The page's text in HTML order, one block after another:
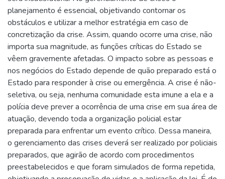
planejamento é essencial, objetivando contornar os
obstáculos e utilizar a melhor estratégia em caso de
concretização da crise. Assim, quando ocorre uma crise, não
importa sua magnitude, as funções críticas do Estado se
vêem gravemente afetadas. O impacto sobre as pessoas e
nos negócios do Estado depende de quão preparado está o
Estado para responder à crise ou emergência. A crise é não-
seletiva, ou seja, nenhuma comunidade esta imune a ela e a
polícia deve prever a ocorrência de uma crise em sua área de
atuação, devendo toda a organização policial estar
preparada para enfrentar um evento crítico. Dessa maneira,
o gerenciamento das crises deverá ser realizado por policiais
preparados, que agirão de acordo com procedimentos
preestabelecidos e que foram simulados de forma repetida,